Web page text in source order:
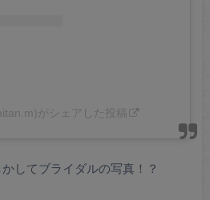
がシェアした投稿
してブライダルの写真！？